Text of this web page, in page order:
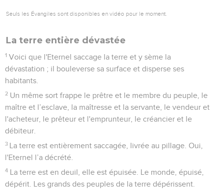
Seuls les Évangiles sont disponibles en vidéo pour le moment.
La terre entière dévastée
1 Voici que l'Eternel saccage la terre et y sème la
dévastation ; il bouleverse sa surface et disperse ses
habitants.
2 Un même sort frappe le prêtre et le membre du peuple, le
maître et l’esclave, la maîtresse et la servante, le vendeur et
l'acheteur, le prêteur et l'emprunteur, le créancier et le
débiteur.
3 La terre est entièrement saccagée, livrée au pillage. Oui,
l'Eternel l’a décrété.
4 La terre est en deuil, elle est épuisée. Le monde, épuisé,
dépérit. Les grands des peuples de la terre dépérissent.